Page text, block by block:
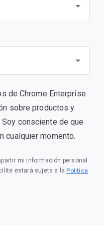
de Chrome Enterprise
sobre productos y
consciente de que
cualquier momento.
mi información personal
estará sujeta a la Política